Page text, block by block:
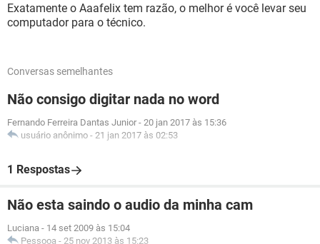
Exatamente o Aaafelix tem razão, o melhor é você levar seu
computador para o técnico.
Conversas semelhantes
Não consigo digitar nada no word
Fernando Ferreira Dantas Junior - 20 jan 2017 às 15:36
usuário anônimo - 21 jan 2017 às 02:53
1 Respostas
Não esta saindo o audio da minha cam
Luciana - 14 set 2009 às 15:04
Pessooa - 25 nov 2013 às 15:23